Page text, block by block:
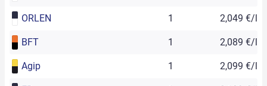
ORLEN 1 2,049 €/l
BFT 1 2,089 €/l
Agip 1 2,099 €/l